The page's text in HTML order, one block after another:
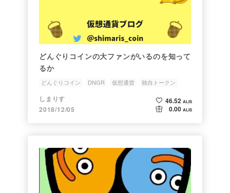
どんぐりコインの大ファンがいるのを知って
るか
どんぐりコイン DNGR 仮想通貨
独自トークン
大ファン
しまりす
2018/12/05
46.52 ALIS
0.00 ALIS